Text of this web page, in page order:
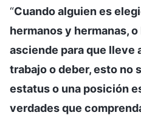
“Cuando alguien es
hermanos y hermanas,
asciende para que lleve
trabajo o deber, esto no
estatus o una posición
verdades que